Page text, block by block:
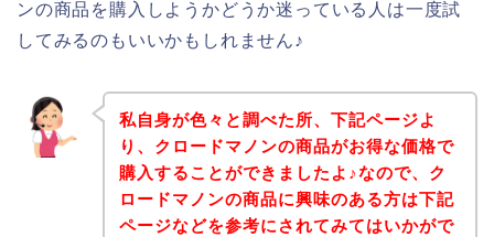
ンの商品を購入しようかどうか迷っている人は一度試
してみるのもいいかもしれません♪
私自身が色々と調べた所、下記ページよ
り、クロードマノンの商品がお得な価格で
購入することができましたよ♪なので、ク
ロードマノンの商品に興味のある方は下記
ページなどを参考にされてみてはいかがで